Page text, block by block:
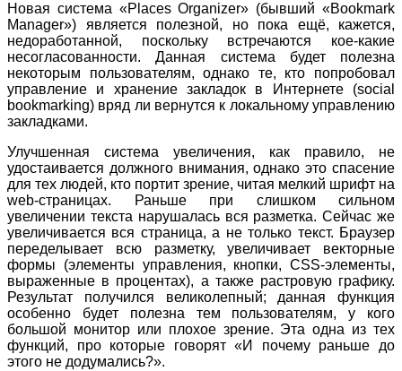
Новая система «Places Organizer» (бывший «Bookmark
Manager») является полезной, но пока ещё, кажется,
недоработанной, поскольку встречаются кое-какие
несогласованности. Данная система будет полезна
некоторым пользователям, однако те, кто попробовал
управление и хранение закладок в Интернете (social
bookmarking) вряд ли вернутся к локальному управлению
закладками.
Улучшенная система увеличения, как правило, не
удостаивается должного внимания, однако это спасение
для тех людей, кто портит зрение, читая мелкий шрифт на
web-страницах. Раньше при слишком сильном
увеличении текста нарушалась вся разметка. Сейчас же
увеличивается вся страница, а не только текст. Браузер
переделывает всю разметку, увеличивает векторные
формы (элементы управления, кнопки, CSS-элементы,
выраженные в процентах), а также растровую графику.
Результат получился великолепный; данная функция
особенно будет полезна тем пользователям, у кого
большой монитор или плохое зрение. Эта одна из тех
функций, про которые говорят «И почему раньше до
этого не додумались?».